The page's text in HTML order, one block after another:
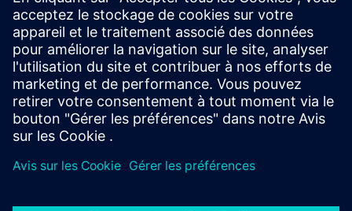
Découvrir
Votre carrière chez Siemens
Découvrir